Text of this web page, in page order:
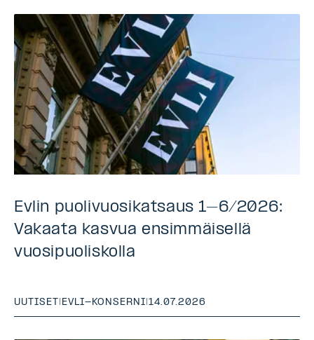
Evlin puolivuosikatsaus 1–6/2026:
Vakaata kasvua ensimmäisellä
vuosipuoliskolla
UUTISET | EVLI-KONSERNI|14.07.2026